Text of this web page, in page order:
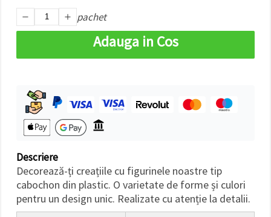
făcând clic
pe butonul
"Salvați"
Setări
pachet
Adauga in Cos
Descriere
Decorează-ți creațiile cu figurinele noastre tip
cabochon din plastic. O varietate de forme și culori
pentru un design unic. Realizate cu atenție la detalii.